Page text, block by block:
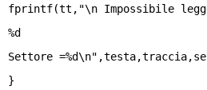
fprintf(tt,"\n Impossibile
%d
Settore
}